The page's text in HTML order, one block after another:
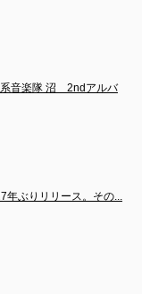
音楽隊 沼　2ndアルバ
年ぶりリリース。その...